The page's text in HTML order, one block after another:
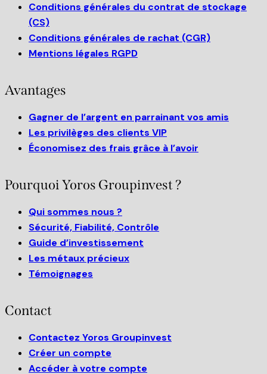
Conditions générales du contrat de stockage
(CS)
Conditions générales de rachat (CGR)
Mentions légales RGPD
Avantages
Gagner de l’argent en parrainant vos amis
Les privilèges des clients VIP
Économisez des frais grâce à l’avoir
Pourquoi Yoros Groupinvest ?
Qui sommes nous ?
Sécurité, Fiabilité, Contrôle
Guide d’investissement
Les métaux précieux
Témoignages
Contact
Contactez Yoros Groupinvest
Créer un compte
Accéder à votre compte